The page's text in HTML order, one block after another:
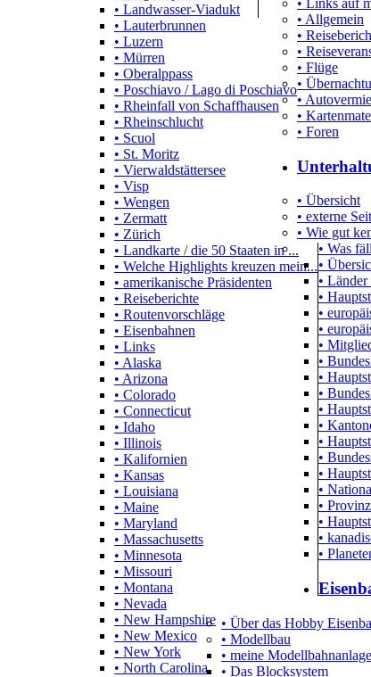
• Landwasser-Viadukt
• Lauterbrunnen
• Luzern
• Mürren
• Oberalppass
• Poschiavo / Lago di Poschiavo
• Rheinfall von Schaffhausen
• Rheinschlucht
• Scuol
• St. Moritz
• Vierwaldstättersee
• Visp
• Wengen
• Zermatt
• Zürich
• Landkarte / die 50 Staaten in ...
• Welche Highlights kreuzen mein...
• amerikanische Präsidenten
• Reiseberichte
• Routenvorschläge
• Eisenbahnen
• Links
• Alaska
• Arizona
• Colorado
• Connecticut
• Idaho
• Illinois
• Kalifornien
• Kansas
• Louisiana
• Maine
• Maryland
• Massachusetts
• Minnesota
• Missouri
• Montana
• Nevada
• New Hampshire
• New Mexico
• New York
• North Carolina
• Allgemein
•
•
• Flüge
•
•
•
• Foren
• Übersicht
• externe
• Wie gut
• Was
•
•
•
•
•
•
•
•
•
•
•
•
•
•
•
•
•
•
•
• Über das Hobby
• Modellbau
• meine Modellbahnanlage
• Das Blocksystem